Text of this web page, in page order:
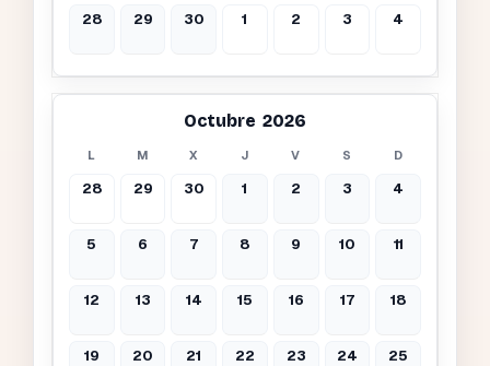
28 29 30 1 2 3 4
Octubre 2026
L M X J V S D
28 29 30 1 2 3 4
5 6 7 8 9 10 11
12 13 14 15 16 17 18
19 20 21 22 23 24 25